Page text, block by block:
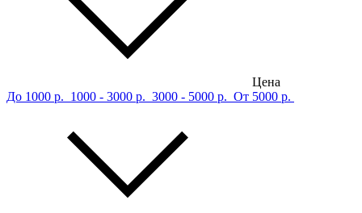
Цена
До 1000 р. 1000 - 3000 р. 3000 - 5000 р. От 5000 р.